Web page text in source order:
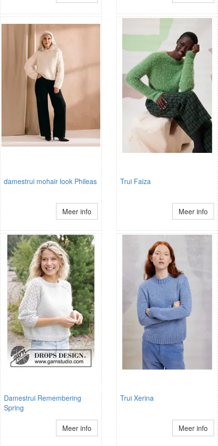
damestrui mohair look Phileas
Meer info
Trui Faiza
Meer info
Damestrui Remembering
Spring
Meer info
Trui Xerina
Meer info